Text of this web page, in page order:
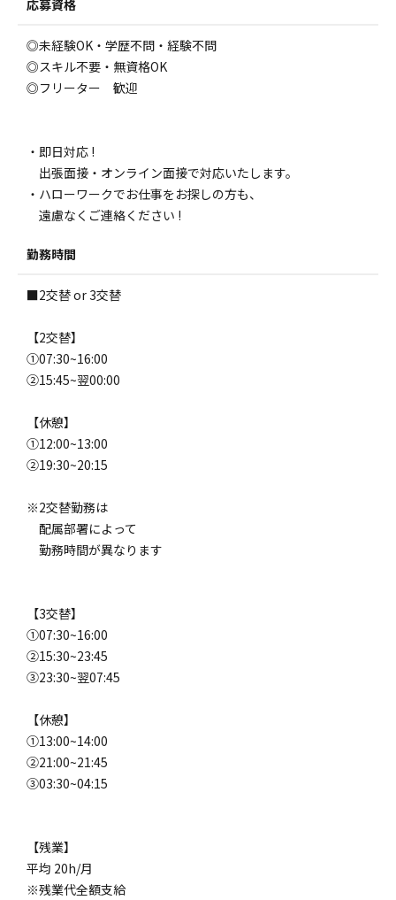
応募資格
◎未経験OK・学歴不問・経験不問
◎スキル不要・無資格OK
◎フリーター 歓迎
・即日対応 !
出張面接・オンライン面接で対応いたします。
・ハローワークでお仕事をお探しの方も、
遠慮なくご連絡ください !
勤務時間
■2交替 or 3交替
【2交替】
①07:30~16:00
②15:45~翌00:00
【休憩】
①12:00~13:00
②19:30~20:15
※2交替勤務は
配属部署によって
勤務時間が異なります
【3交替】
①07:30~16:00
②15:30~23:45
③23:30~翌07:45
【休憩】
①13:00~14:00
②21:00~21:45
③03:30~04:15
【残業】
平均 20h/月
※残業代全額支給